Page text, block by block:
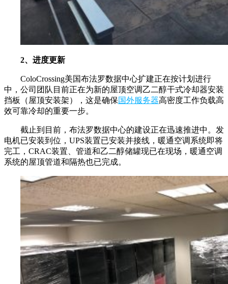
2、进度更新
ColoCrossing美国布法罗数据中心扩建正在按计划进行
中，公司团队目前正在为新的屋顶空调乙二醇干式冷却器安装
挡板（屋顶安装架），这是确保国外服务器高密度工作负载高
效可靠冷却的重要一步。
截止到目前，布法罗数据中心的建设正在迅速推进中。发
电机已安装到位，UPS装置已安装并接线，暖通空调系统即将
完工，CRAC装置、管道和乙二醇储罐现已在现场，暖通空调
系统的屋顶管道和隔热也已完成。